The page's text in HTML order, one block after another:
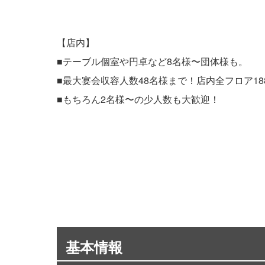
【店内】
■テーブル個室や円卓など8名様〜団体様も。
■最大宴会収容人数48名様まで！店内全フロア
■もちろん2名様〜の少人数も大歓迎！
基本情報